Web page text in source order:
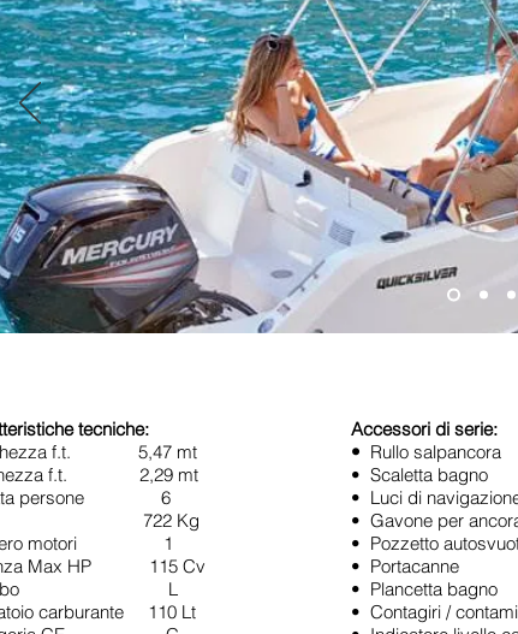
tecniche:
f.t. 5,47 mt
f.t. 2,29 mt
persone 6
722 Kg
motori 1
Max HP 115 Cv
L
carburante 110 Lt
Accessori di serie:
• Rullo salpancora
• Scaletta bagno
• Luci di
• Gavone per
• Pozzetto
• Portacanne
• Plancetta bagno
• Contagiri /